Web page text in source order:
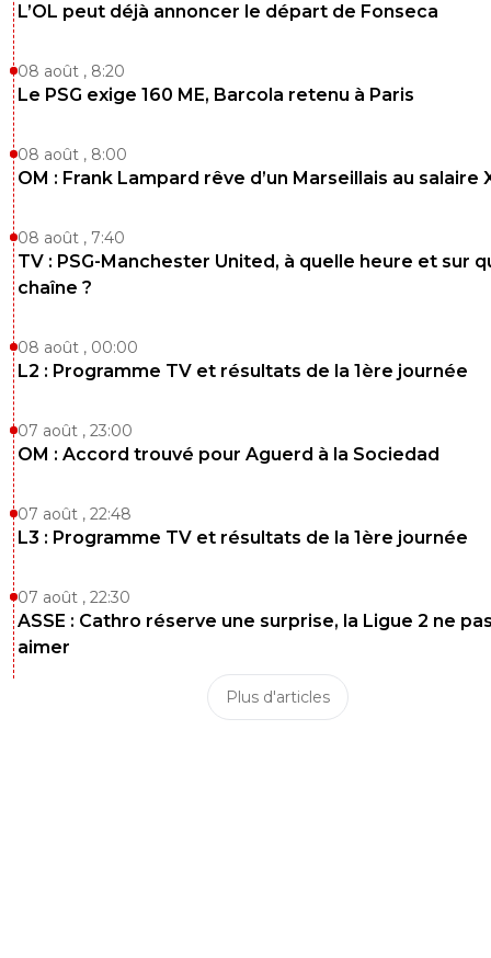
L’OL peut déjà annoncer le départ de Fonseca
08 août , 8:20
Le PSG exige 160 ME, Barcola retenu à Paris
08 août , 8:00
OM : Frank Lampard rêve d’un Marseillais au salaire
08 août , 7:40
TV : PSG-Manchester United, à quelle heure et sur
chaîne ?
08 août , 00:00
L2 : Programme TV et résultats de la 1ère journée
07 août , 23:00
OM : Accord trouvé pour Aguerd à la Sociedad
07 août , 22:48
L3 : Programme TV et résultats de la 1ère journée
07 août , 22:30
ASSE : Cathro réserve une surprise, la Ligue 2 ne
aimer
Plus d'articles